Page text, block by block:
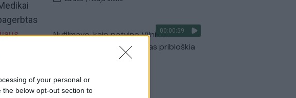
of your personal or
below opt-out section to
– dar
00:00:59
Nufilmavo, kaip patvino Vilniaus
Vakarinis aplinkkelis: vaizdas pribloškia